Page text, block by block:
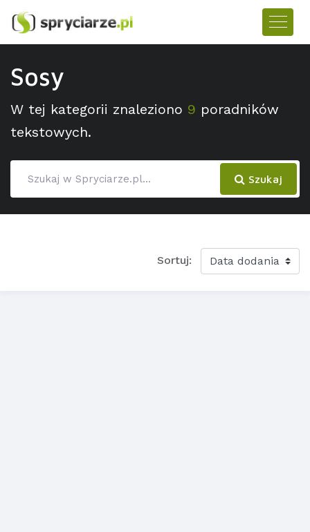
Sosy
W tej kategorii znaleziono 9 poradników
tekstowych.
Szukaj
Sortuj: